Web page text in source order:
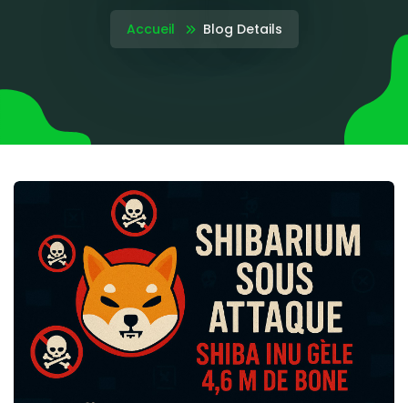
Accueil Blog Details